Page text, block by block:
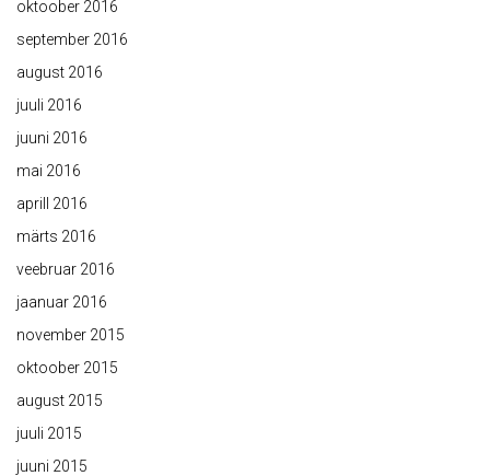
oktoober 2016
september 2016
august 2016
juuli 2016
juuni 2016
mai 2016
aprill 2016
märts 2016
veebruar 2016
jaanuar 2016
november 2015
oktoober 2015
august 2015
juuli 2015
juuni 2015